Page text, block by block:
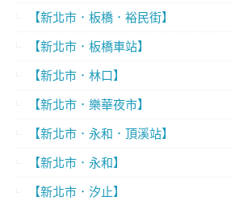
【新北市．板橋．裕民街】
【新北市．板橋車站】
【新北市．林口】
【新北市．樂華夜市】
【新北市．永和．頂溪站】
【新北市．永和】
【新北市．汐止】